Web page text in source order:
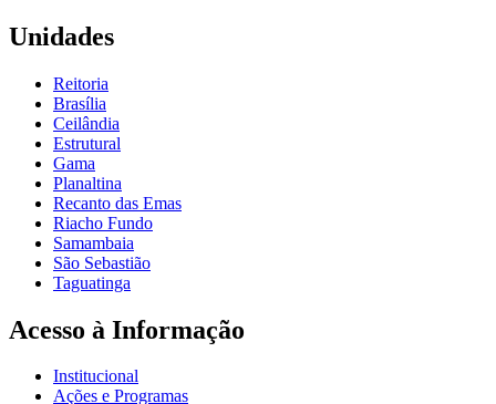
Unidades
Reitoria
Brasília
Ceilândia
Estrutural
Gama
Planaltina
Recanto das Emas
Riacho Fundo
Samambaia
São Sebastião
Taguatinga
Acesso à Informação
Institucional
Ações e Programas